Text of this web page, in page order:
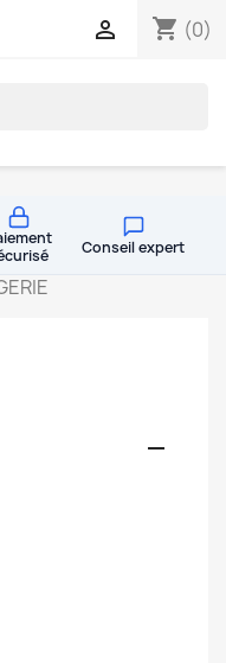
shopping_cart (0)

Conseil expert
